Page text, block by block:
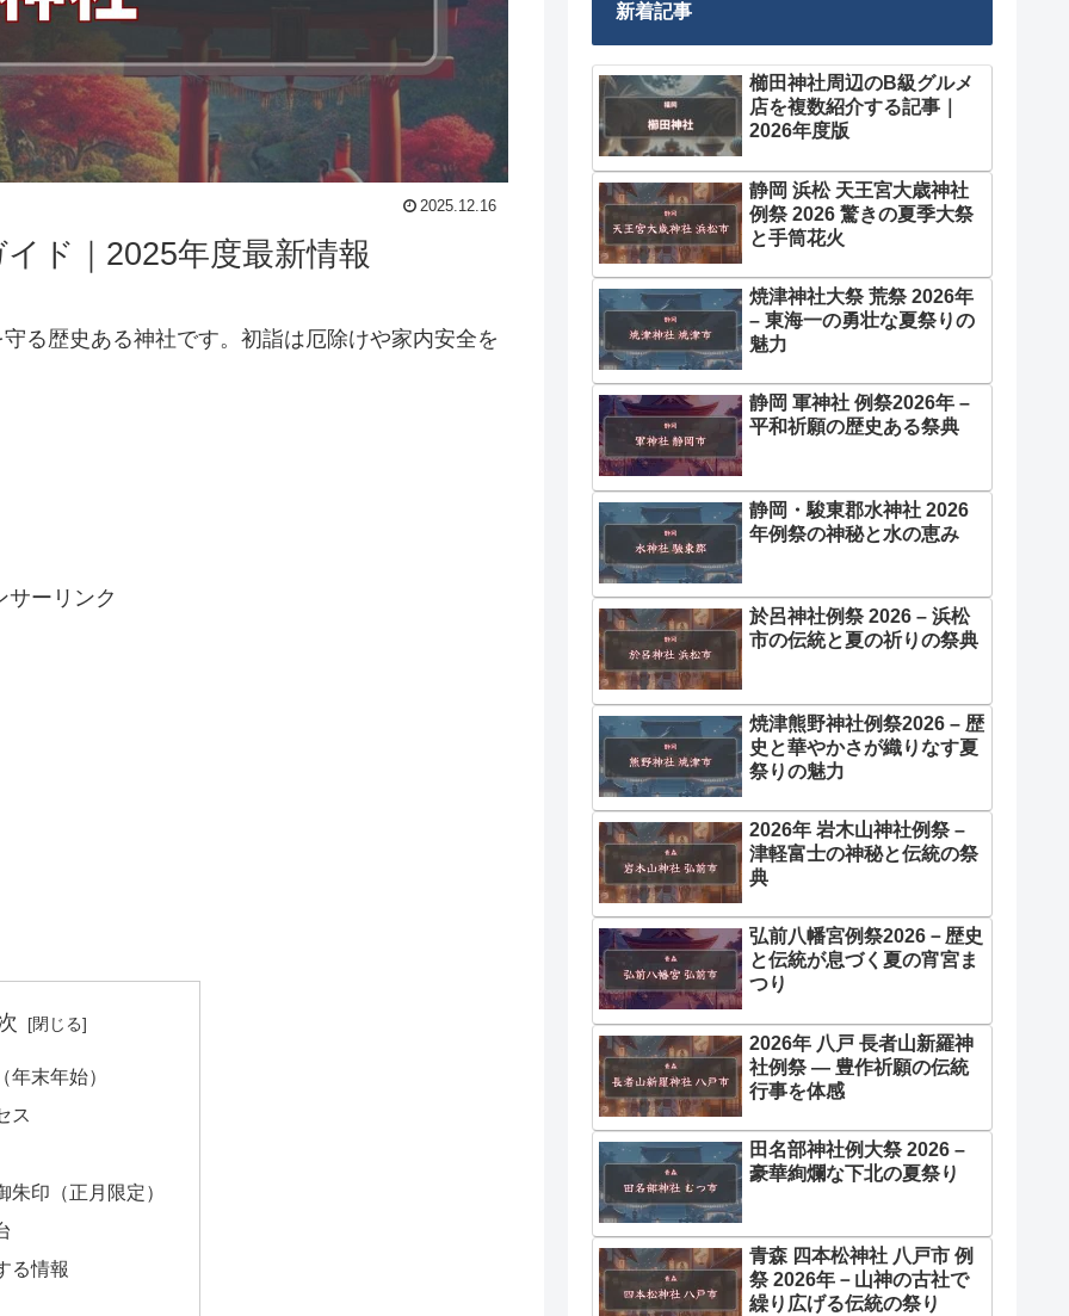
2025.12.16
ド｜2025年度最新情報
る歴史ある神社です。初詣は厄除けや家内安全を
サーリンク
年末年始）
ス
朱印（正月限定）
る情報
新着記事
櫛田神社周辺のB級グルメ
店を複数紹介する記事｜
2026年度版
静岡 浜松 天王宮大歳神社
例祭 2026 驚きの夏季大祭
と手筒花火
焼津神社大祭 荒祭 2026年
– 東海一の勇壮な夏祭りの
魅力
静岡 軍神社 例祭2026年 –
平和祈願の歴史ある祭典
静岡・駿東郡水神社 2026
年例祭の神秘と水の恵み
於呂神社例祭 2026 – 浜松
市の伝統と夏の祈りの祭典
焼津熊野神社例祭2026 – 歴
史と華やかさが織りなす夏
祭りの魅力
2026年 岩木山神社例祭 –
津軽富士の神秘と伝統の祭
典
弘前八幡宮例祭2026－歴史
と伝統が息づく夏の宵宮ま
つり
2026年 八戸 長者山新羅神
社例祭 ― 豊作祈願の伝統
行事を体感
田名部神社例大祭 2026 –
豪華絢爛な下北の夏祭り
青森 四本松神社 八戸市 例
祭 2026年－山神の古社で
繰り広げる伝統の祭り